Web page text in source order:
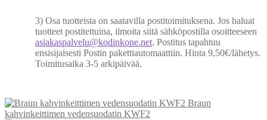
3) Osa tuotteista on saatavilla postitoimituksena. Jos haluat
tuotteet postitettuina, ilmoita siitä sähköpostilla osoitteeseen
asiakaspalvelu@kodinkone.net. Postitus tapahtuu
ensisijaisesti Postin pakettiautomaattiin. Hinta 9,50€/lähetys.
Toimitusaika 3-5 arkipäivää.
Braun
kahvinkeittimen vedensuodatin KWF2